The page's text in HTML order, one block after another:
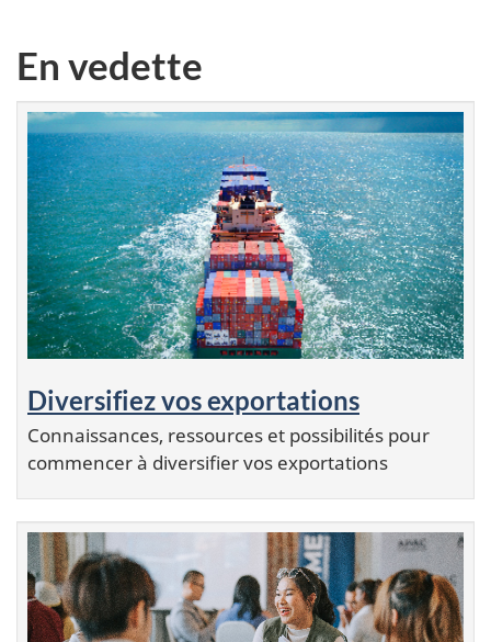
En vedette
Diversifiez vos exportations
Connaissances, ressources et possibilités pour
commencer à diversifier vos exportations